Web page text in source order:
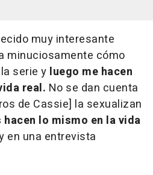
muy interesante
minuciosamente cómo
serie y luego me hacen
real. No se dan cuenta
de Cassie] la sexualizan
hacen lo mismo en la vida
en una entrevista